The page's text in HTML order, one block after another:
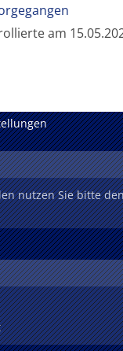
am
nutzen Sie bitte